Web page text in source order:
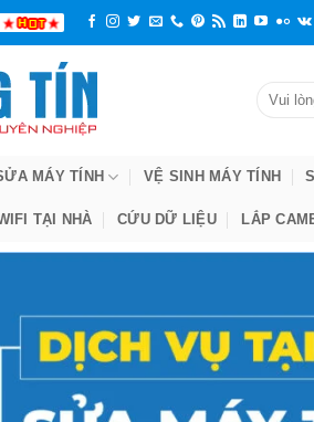
MÁY TÍNH VỆ SINH MÁY TÍNH
TẠI NHÀ CỨU DỮ LIỆU LẮP